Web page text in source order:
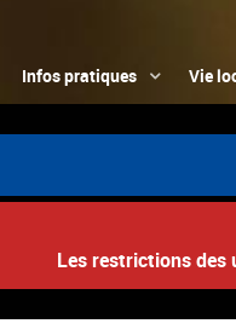
Infos pratiques Vie
Les restrictions des